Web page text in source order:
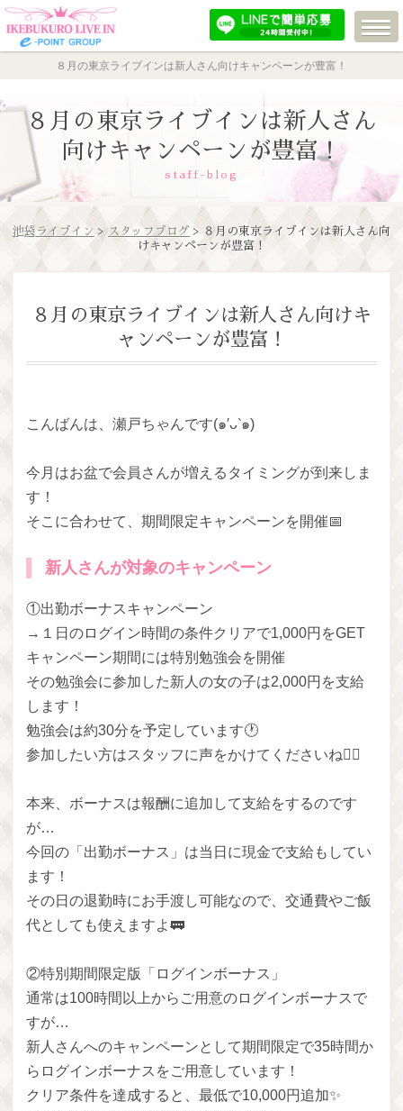
８月の東京ライブインは新人さん向けキャンペーンが豊富！
８月の東京ライブインは新人さん
向けキャンペーンが豊富！
staff-blog
池袋ライブイン > スタッフブログ > ８月の東京ライブインは新人さん向
けキャンペーンが豊富！
８月の東京ライブインは新人さん向けキ
ャンペーンが豊富！
こんばんは、瀬戸ちゃんです(๑′ᴗ‵๑)
今月はお盆で会員さんが増えるタイミングが到来しま
す！
そこに合わせて、期間限定キャンペーンを開催📅
新人さんが対象のキャンペーン
①出勤ボーナスキャンペーン
→１日のログイン時間の条件クリアで1,000円をGET
キャンペーン期間には特別勉強会を開催
その勉強会に参加した新人の女の子は2,000円を支給
します！
勉強会は約30分を予定しています🕐
参加したい方はスタッフに声をかけてくださいね🙋‍♀️
本来、ボーナスは報酬に追加して支給をするのです
が…
今回の「出勤ボーナス」は当日に現金で支給もしてい
ます！
その日の退勤時にお手渡し可能なので、交通費やご飯
代としても使えますよ🚃
②特別期間限定版「ログインボーナス」
通常は100時間以上からご用意のログインボーナスで
すが…
新人さんへのキャンペーンとして期間限定で35時間か
らログインボーナスをご用意しています！
クリア条件を達成すると、最低で10,000円追加✨